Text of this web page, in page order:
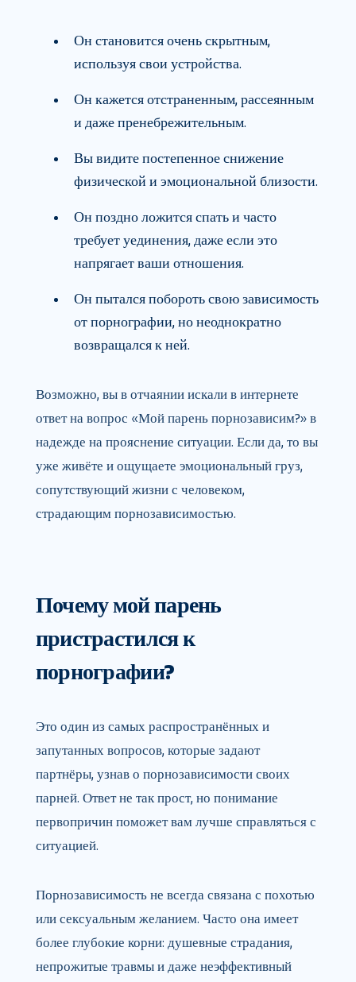
Он становится очень скрытным,
используя свои устройства.
Он кажется отстраненным, рассеянным
и даже пренебрежительным.
Вы видите постепенное снижение
физической и эмоциональной близости.
Он поздно ложится спать и часто
требует уединения, даже если это
напрягает ваши отношения.
Он пытался побороть свою зависимость
от порнографии, но неоднократно
возвращался к ней.
Возможно, вы в отчаянии искали в интернете
ответ на вопрос «Мой парень порнозависим?» в
надежде на прояснение ситуации. Если да, то вы
уже живёте и ощущаете эмоциональный груз,
сопутствующий жизни с человеком,
страдающим порнозависимостью.
Почему мой парень
пристрастился к
порнографии?
Это один из самых распространённых и
запутанных вопросов, которые задают
партнёры, узнав о порнозависимости своих
парней. Ответ не так прост, но понимание
первопричин поможет вам лучше справляться с
ситуацией.
Порнозависимость не всегда связана с похотью
или сексуальным желанием. Часто она имеет
более глубокие корни: душевные страдания,
непрожитые травмы и даже неэффективный